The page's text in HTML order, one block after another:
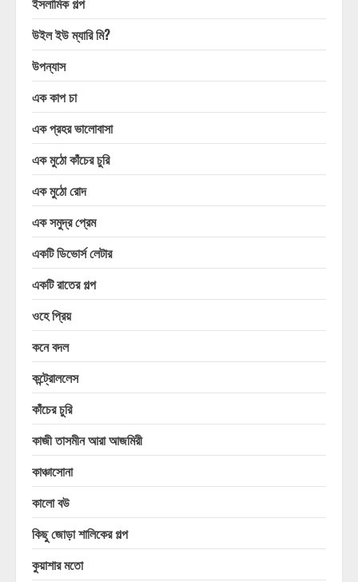
উইল ইউ ম্যারি মি?
উপন্যাস
এক কাপ চা
এক প্রহর ভালোবাসা
এক মুঠো কাঁচের চুরি
এক মুঠো রোদ
এক সমুদ্র প্রেম
একটি ডিভোর্স লেটার
একটি রাতের গল্প
ওহে প্রিয়
কনে বদল
কন্ট্রোললেস
কাঁচের চুরি
কাজী তাসমীন আরা আজমিরী
কাঞ্চাসোনা
কালো বউ
কিছু জোড়া শালিকের গল্প
কুয়াশার মতো